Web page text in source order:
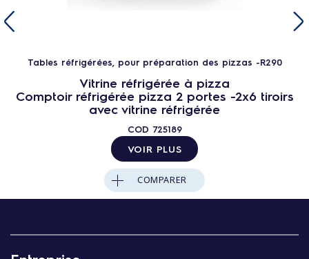
Tables réfrigérées, pour préparation des pizzas -R290
Vitrine réfrigérée à pizza
Comptoir réfrigérée pizza 2 portes -2x6 tiroirs
avec vitrine réfrigérée
COD 725189
VOIR PLUS
COMPARER